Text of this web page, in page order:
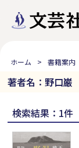
ホーム 書籍案内
著者名：野口巌
検索結果：1件